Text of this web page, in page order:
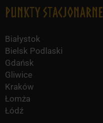
Punkty Stacjonarne
Białystok
Bielsk Podlaski
Gdańsk
Gliwice
Kraków
Łomża
Łódź